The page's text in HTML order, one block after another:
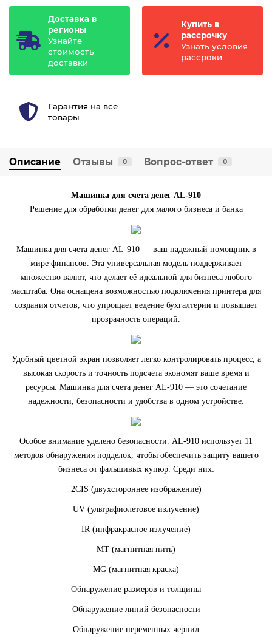
Доставка в
регионы
Узнайте
стоимость
доставки
Купить в
рассрочку
Узнать условия
рассроки
Гарантия на все
товары
Описание Отзывы 0 Вопрос-ответ 0
Машинка для счета денег AL-910
Решение для обработки денег для малого бизнеса и банка
Машинка для счета денег AL-910 — ваш надежный помощник в
мире финансов. Эта универсальная модель поддерживает
множество валют, что делает её идеальной для бизнеса любого
масштаба. Она оснащена возможностью подключения принтера для
создания отчетов, что упрощает ведение бухгалтерии и повышает
прозрачность операций.
Удобный цветной экран позволяет легко контролировать процесс, а
высокая скорость и точность подсчета экономят ваше время и
ресурсы. Машинка для счета денег AL-910 — это сочетание
надежности, безопасности и удобства в одном устройстве.
Особое внимание уделено безопасности. AL-910 использует 11
методов обнаружения подделок, чтобы обеспечить защиту вашего
бизнеса от фальшивых купюр. Среди них:
2CIS (двухстороннее изображение)
UV (ультрафиолетовое излучение)
IR (инфракрасное излучение)
MT (магнитная нить)
MG (магнитная краска)
Обнаружение размеров и толщины
Обнаружение линий безопасности
Обнаружение переменных чернил